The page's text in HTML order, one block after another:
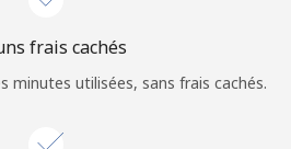
frais cachés
minutes utilisées, sans frais cachés.